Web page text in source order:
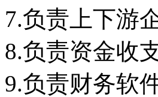
7.负责上下游
8.负责资金收
9.负责财务软